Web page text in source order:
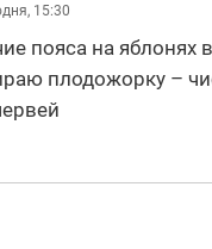
15:30
пояса на яблонях в
плодожорку –